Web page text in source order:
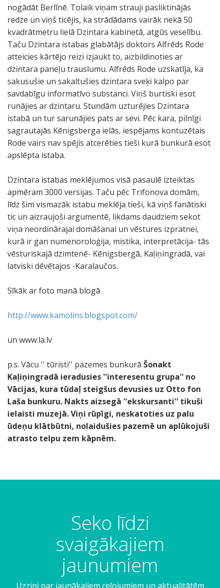
nogādāt Berlīnē. Tolaik viņam strauji pasliktinājās
redze un viņš ticējis, ka strādādams vairāk nekā 50
kvadrātmetru lielā Dzintara kabinetā, atgūs veselību.
Taču Dzintara istabas glabātājs doktors Alfrēds Rode
atteicies kārtējo reizi izjaukt to, aizbildinoties ar
dzintara paneļu trauslumu. Alfrēds Rode uzskatīja, ka
sakusušie un sakaltušies dzintara sveķi kalpo par
savdabīgu informatīvo substanci. Viņš burtiski esot
runājies ar dzintaru. Stundām uzturējies Dzintara
istabā un tur sarunājies pats ar sevi. Pēc kara, pilnīgi
sagrautajās Kēnigsberga ielās, iespējams kontuzētais
Rode vairs nav spējis atcerēties tieši kurā bunkurā esot
apslēpta istaba.
Dzintara istabas meklējumos visā pasaulē izteiktas
apmēram 3000 versijas. Taču pēc Trifonova domām,
līdz šim vismazāk istabu meklēja tieši, kā viņš fanātiski
tic un aizraujoši argumentē, likdams daudziem sekot
viņa neordinārajai domāšanai un vēstures izpratnei,
kurā ir gan numenoroloģija, mistika, interpretācija- tās
vēsturiskajā dzimtenē- Kēnigsbergā, Kaļiņingradā, vai
latviski dēvētajos -Karalaučos.
Sīkāk ar foto manā blogā
http://www.kamolins.blogspot.com/
un www.la.lv
p.s. Vācu '' tūristi'' pazemes bunkurā Šonakt
Kaļiņingradā ieradusies ''interesentu grupa'' no
Vācijas, kura tūdaļ steigšus devusies uz Otto fon
Laša bunkuru. Nakts aizsegā ''ekskursanti'' tikuši
ielaisti muzejā. Viņi rūpīgi, neskatoties uz palu
ūdeņu klātbūtni, nolaidušies pazemē un aplūkojuši
atrasto telpu zem kāpnēm.
Seko līdzi
svaigākajiem
jaunumiem
Uzzini par jaunākajiem ceļojumiem un aktualitātēm